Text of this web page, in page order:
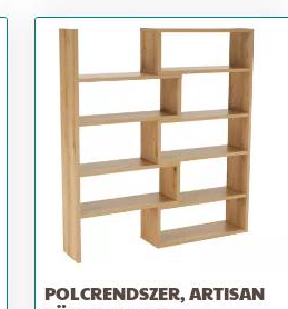
POLCRENDSZER, ARTISAN